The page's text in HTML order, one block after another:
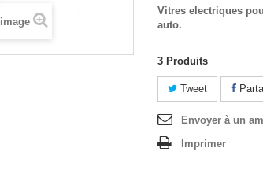
Vitres electriques
auto.
3 Produits
Tweet
Envoyer à un
Imprimer